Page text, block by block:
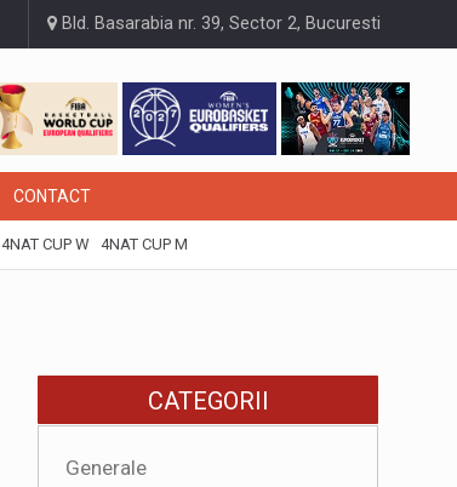
Bld. Basarabia nr. 39, Sector 2, Bucuresti
CONTACT
4NAT CUP W 4NAT CUP M
CATEGORII
Generale